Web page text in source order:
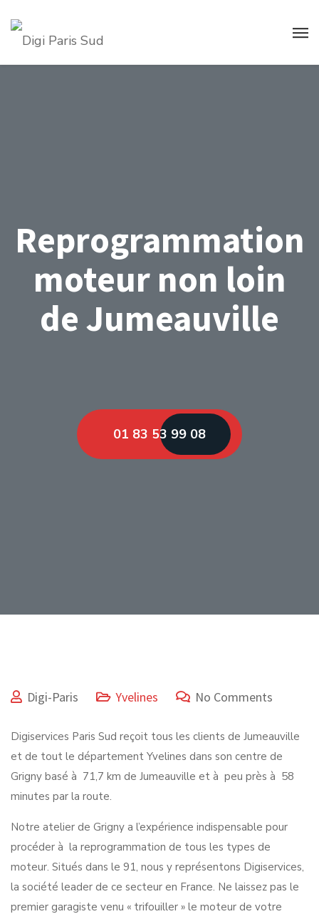
Reprogrammation
moteur non loin
de Jumeauville
01 83 53 99 08
Digi-Paris Yvelines No Comments
Digiservices Paris Sud reçoit tous les clients de Jumeauville
et de tout le département Yvelines dans son centre de
Grigny basé à 71,7 km de Jumeauville et à peu près à 58
minutes par la route.
Notre atelier de Grigny a l’expérience indispensable pour
procéder à la reprogrammation de tous les types de
moteur. Situés dans le 91, nous y représentons Digiservices,
la société leader de ce secteur en France. Ne laissez pas le
premier garagiste venu « trifouiller » le moteur de votre